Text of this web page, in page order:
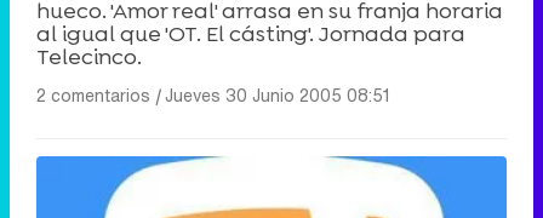
hueco. 'Amor real' arrasa en su franja horaria
al igual que 'OT. El cásting'. Jornada para
Telecinco.
2 comentarios |Jueves 30 Junio 2005 08:51